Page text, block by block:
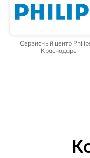
Сервисный центр
Краснодаре